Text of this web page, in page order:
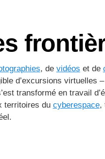
, de vidéos et de
d’excursions virtuelles
transformé en travail
territoires du cyberespace,